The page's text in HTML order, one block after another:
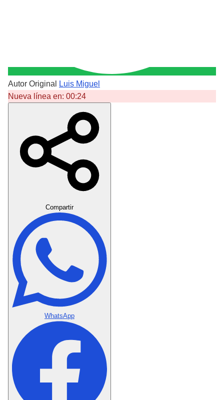
Autor Original
Luis Miguel
Nueva línea en: 00:24
Compartir
WhatsApp